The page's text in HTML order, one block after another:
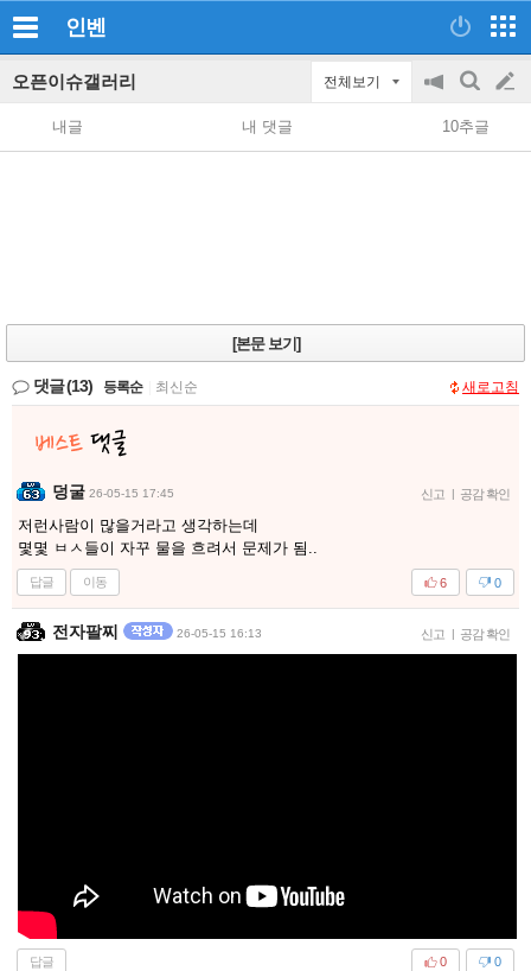
인벤
오픈이슈갤러리 전체보기
공
지
on/off
검
색
글
쓰
내글 내 댓글 10추글
[본문 보기]
댓글(13) 등록순 최신순 새로고침
덩굴 26-05-15 17:45 신고 | 공감 확인
저런사람이 많을거라고 생각하는데
몇몇 ㅂㅅ들이 자꾸 물을 흐려서 문제가 됨..
답글 이동 0
6
전자팔찌 26-05-15 16:13 신고 | 공감 확인
답글 0
0